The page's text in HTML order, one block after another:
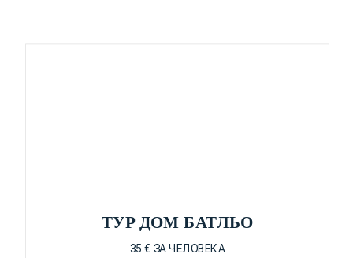
ТУР ДОМ БАТЛЬО
35 € ЗА ЧЕЛОВЕКА